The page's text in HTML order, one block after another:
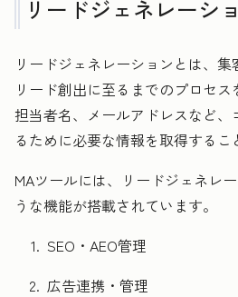
リードジェネレーシ
リードジェネレーションとは、集
リード創出に至るまでのプロセ
担当者名、メールアドレスなど
るために必要な情報を取得するこ
MAツールには、リードジェネレ
うな機能が搭載されています。
SEO・AEO管理
広告連携・管理